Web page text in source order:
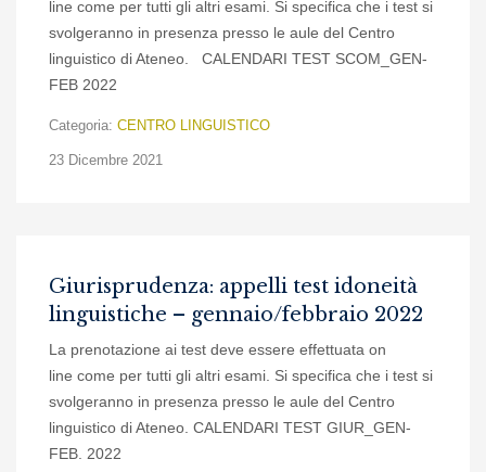
line come per tutti gli altri esami. Si specifica che i test si
svolgeranno in presenza presso le aule del Centro
linguistico di Ateneo. CALENDARI TEST SCOM_GEN-
FEB 2022
Categoria: CENTRO LINGUISTICO
23 Dicembre 2021
Giurisprudenza: appelli test idoneità
linguistiche – gennaio/febbraio 2022
La prenotazione ai test deve essere effettuata on
line come per tutti gli altri esami. Si specifica che i test si
svolgeranno in presenza presso le aule del Centro
linguistico di Ateneo. CALENDARI TEST GIUR_GEN-
FEB. 2022